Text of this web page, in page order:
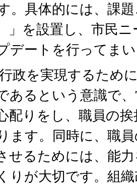
。具体的には、課
」を設置し、市民
デートを行ってま
政を実現するため
あるという意識で
配りをし、職員の
ます。同時に、職
せるためには、能
りが大切です。組